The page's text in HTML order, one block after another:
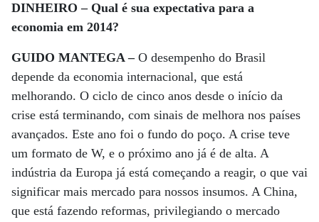
DINHEIRO – Qual é sua expectativa para a
economia em 2014?
GUIDO MANTEGA – O desempenho do Brasil
depende da economia internacional, que está
melhorando. O ciclo de cinco anos desde o início da
crise está terminando, com sinais de melhora nos países
avançados. Este ano foi o fundo do poço. A crise teve
um formato de W, e o próximo ano já é de alta. A
indústria da Europa já está começando a reagir, o que vai
significar mais mercado para nossos insumos. A China,
que está fazendo reformas, privilegiando o mercado